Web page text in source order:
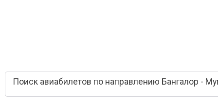
Поиск авиабилетов по направлению Бангалор -